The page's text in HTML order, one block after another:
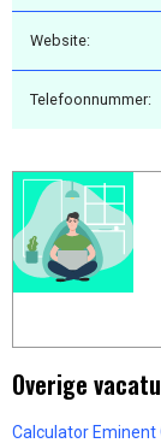
Website:
Telefoonnummer:
Overige
Calculator